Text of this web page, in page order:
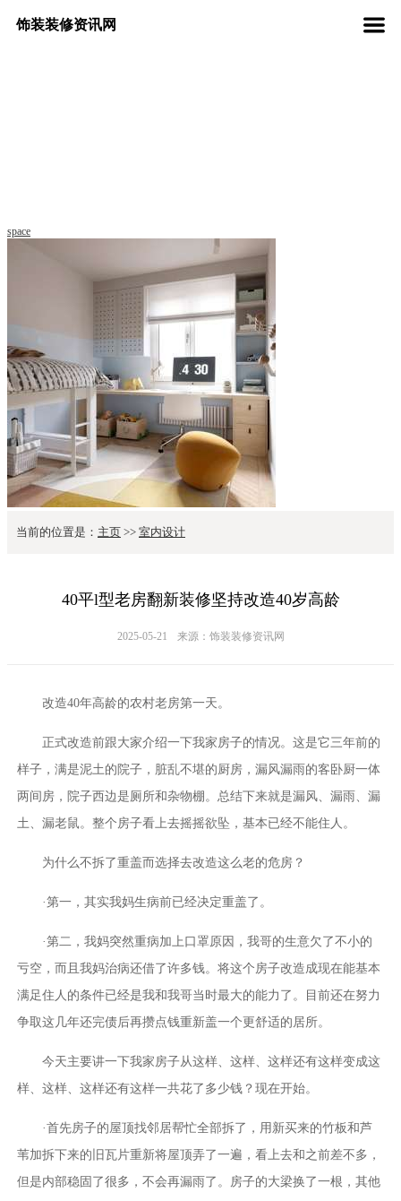
饰装装修资讯网
space
当前的位置是： 主页 >> 室内设计
40平l型老房翻新装修坚持改造40岁高龄
2025-05-21 来源：饰装装修资讯网
改造40年高龄的农村老房第一天。
正式改造前跟大家介绍一下我家房子的情况。这是它三年前的
样子，满是泥土的院子，脏乱不堪的厨房，漏风漏雨的客卧厨一体
两间房，院子西边是厕所和杂物棚。总结下来就是漏风、漏雨、漏
土、漏老鼠。整个房子看上去摇摇欲坠，基本已经不能住人。
为什么不拆了重盖而选择去改造这么老的危房？
·第一，其实我妈生病前已经决定重盖了。
·第二，我妈突然重病加上口罩原因，我哥的生意欠了不小的
亏空，而且我妈治病还借了许多钱。将这个房子改造成现在能基本
满足住人的条件已经是我和我哥当时最大的能力了。目前还在努力
争取这几年还完债后再攒点钱重新盖一个更舒适的居所。
今天主要讲一下我家房子从这样、这样、这样还有这样变成这
样、这样、这样还有这样一共花了多少钱？现在开始。
·首先房子的屋顶找邻居帮忙全部拆了，用新买来的竹板和芦
苇加拆下来的旧瓦片重新将屋顶弄了一遍，看上去和之前差不多，
但是内部稳固了很多，不会再漏雨了。房子的大梁换了一根，其他